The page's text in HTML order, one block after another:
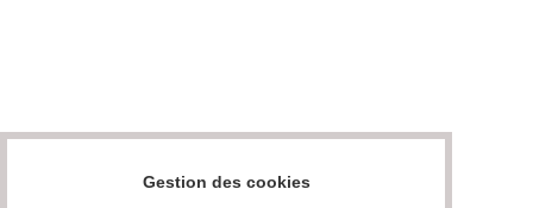
Gestion des cookies